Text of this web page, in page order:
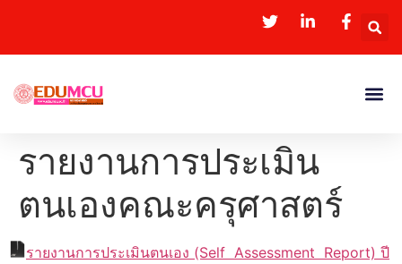
รายงานการประเมิน
ตนเองคณะครุศาสตร์
รายงานการประเมินตนเอง (Self Assessment Report) ปี